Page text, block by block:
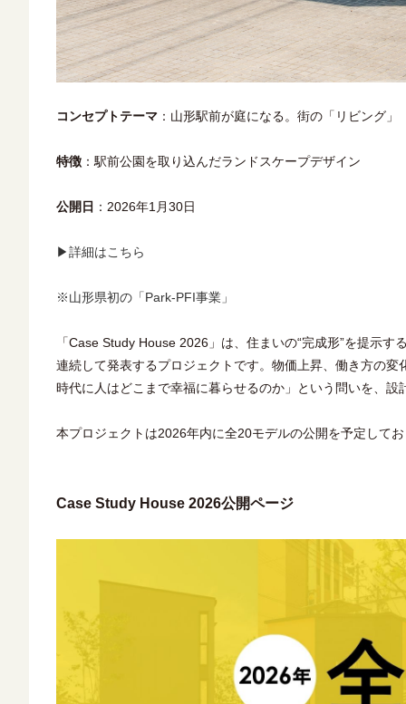
コンセプトテーマ ：山形駅前が庭になる。街の「リビング」
特徴 ：駅前公園を取り込んだランドスケープデザイン
公開日 ：2026年1月30日
▶詳細はこちら
※山形県初の「Park-PFI事業」
「Case Study House 2026」は、住まいの“完成形”を提示
連続して発表するプロジェクトです。物価上昇、働き方の
時代に人はどこまで幸福に暮らせるのか」という問いを、
本プロジェクトは2026年内に全20モデルの公開を予定して
Case Study House 2026公開ページ